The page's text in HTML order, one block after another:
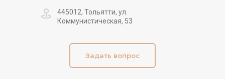
445012, Тольятти, ул.
Коммунистическая, 53
Задать вопрос